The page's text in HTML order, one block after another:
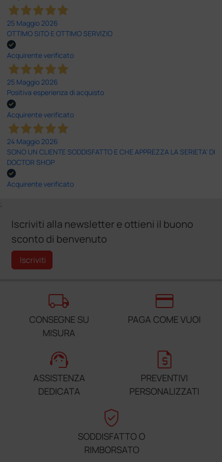
25 Maggio 2026
OTTIMO SITO E OTTIMO SERVIZIO
Acquirente verificato
25 Maggio 2026
Positiva esperienza di acquisto
Acquirente verificato
24 Maggio 2026
SONO UN CLIENTE SODDISFATTO E CHE APPREZZA LA SERIETA' DI
DOCTOR SHOP
Acquirente verificato
;
Iscriviti alla newsletter e ottieni il buono
sconto di benvenuto
Iscriviti
local_shipping
CONSEGNE SU
MISURA
credit_card
PAGA COME VUOI
support_agent
ASSISTENZA
DEDICATA
request_quote
PREVENTIVI
PERSONALIZZATI
verified_user
SODDISFATTO O
RIMBORSATO